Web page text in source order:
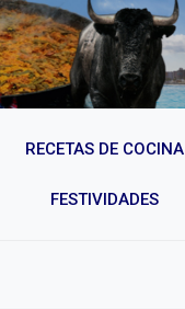
RECETAS DE COCINA
FESTIVIDADES